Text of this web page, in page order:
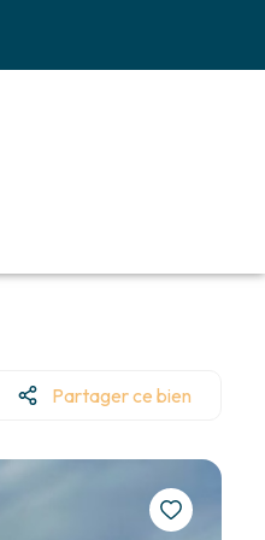
Partager ce bien